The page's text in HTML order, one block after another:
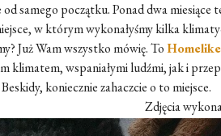
od samego początku. Ponad dwa
w którym wykonałyśmy kilka
Już Wam wszystko mówię. To
klimatem, wspaniałymi ludźmi, jak i
koniecznie zahaczcie o to miejsce.
Zdjęcia